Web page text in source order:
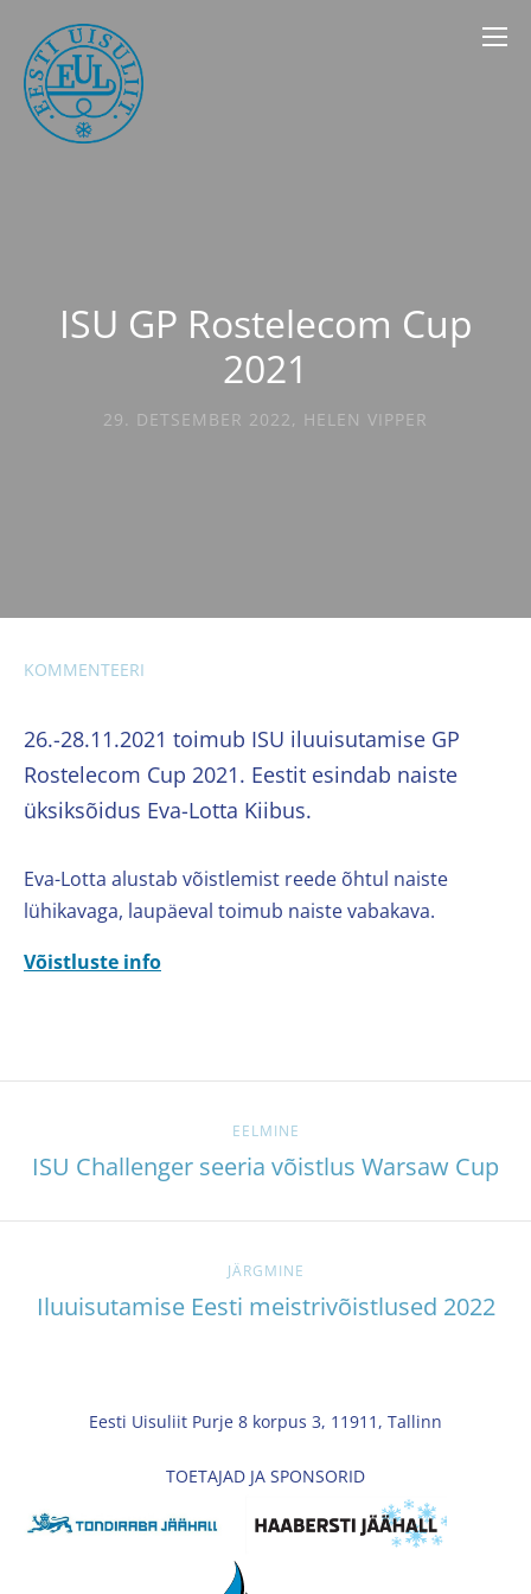
ISU GP Rostelecom Cup
2021
29. DETSEMBER 2022, HELEN VIPPER
KOMMENTEERI
26.-28.11.2021 toimub ISU iluuisutamise GP
Rostelecom Cup 2021. Eestit esindab naiste
üksiksõidus Eva-Lotta Kiibus.
Eva-Lotta alustab võistlemist reede õhtul naiste
lühikavaga, laupäeval toimub naiste vabakava.
Võistluste info
EELMINE
ISU Challenger seeria võistlus Warsaw Cup
JÄRGMINE
Iluuisutamise Eesti meistrivõistlused 2022
Eesti Uisuliit Purje 8 korpus 3, 11911, Tallinn
TOETAJAD JA SPONSORID